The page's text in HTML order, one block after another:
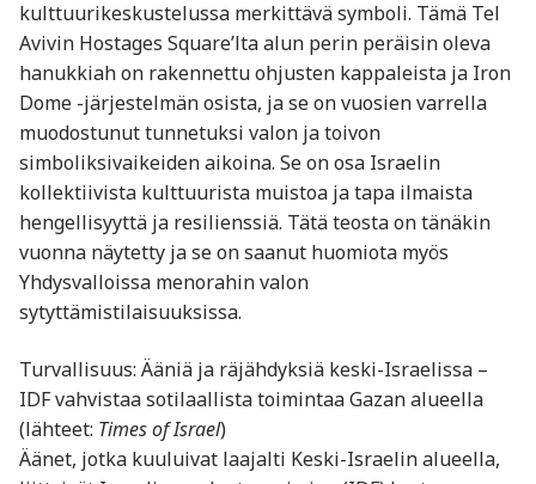
kulttuurikeskustelussa merkittävä symboli. Tämä Tel
Avivin Hostages Square’lta alun perin peräisin oleva
hanukkiah on rakennettu ohjusten kappaleista ja Iron
Dome -järjestelmän osista, ja se on vuosien varrella
muodostunut tunnetuksi valon ja toivon
simboliksivaikeiden aikoina. Se on osa Israelin
kollektiivista kulttuurista muistoa ja tapa ilmaista
hengellisyyttä ja resilienssiä. Tätä teosta on tänäkin
vuonna näytetty ja se on saanut huomiota myös
Yhdysvalloissa menorahin valon
sytyttämistilaisuuksissa.
Turvallisuus: Ääniä ja räjähdyksiä keski-Israelissa –
IDF vahvistaa sotilaallista toimintaa Gazan alueella
(lähteet: Times of Israel)
Äänet, jotka kuuluivat laajalti Keski-Israelin alueella,